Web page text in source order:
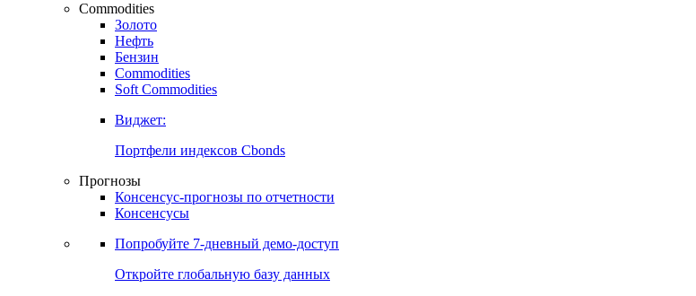
Commodities
Золото
Нефть
Бензин
Commodities
Soft Commodities
Виджет:
Портфели индексов Cbonds
Прогнозы
Консенсус-прогнозы по отчетности
Консенсусы
Попробуйте 7-дневный демо-доступ
Откройте глобальную базу данных